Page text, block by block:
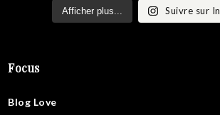
Afficher plus... Suivre sur
Focus
Blog Love